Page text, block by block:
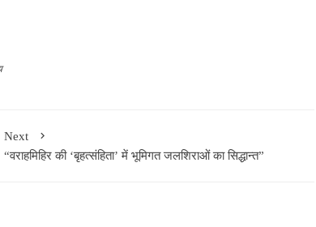
Next
“वराहमिहिर की ‘बृहत्संहिता’ में भूमिगत जलशिराओं का सिद्धान्त”